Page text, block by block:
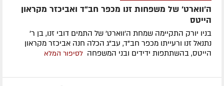
ה'ווארט' של משפחות זנו מכפר חב"ד ואביכזר מקראון
הייטס
בניו יורק התקיימה שמחת ה'ווארט' של התמים דובי זנו, בן ר'
נתנאל זנו ורעייתו מכפר חב"ד, עב"ג הכלה חנה אביכזר מקראון
הייטס, בהשתתפות ידידים ובני המשפחה לסיפור המלא